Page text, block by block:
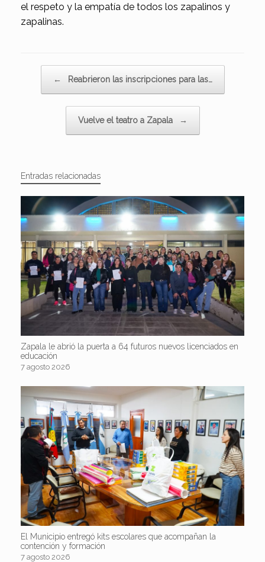
el respeto y la empatía de todos los zapalinos y
zapalinas.
← Reabrieron las inscripciones para las…
Vuelve el teatro a Zapala →
Entradas relacionadas
Zapala le abrió la puerta a 64 futuros nuevos licenciados en
educación
7 agosto 2026
El Municipio entregó kits escolares que acompañan la
contención y formación
7 agosto 2026